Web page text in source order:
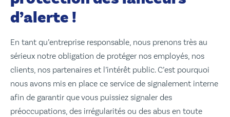
d’alerte !
En tant qu’entreprise responsable, nous prenons très au
sérieux notre obligation de protéger nos employés, nos
clients, nos partenaires et l’intérêt public. C’est pourquoi
nous avons mis en place ce service de signalement interne
afin de garantir que vous puissiez signaler des
préoccupations, des irrégularités ou des abus en toute